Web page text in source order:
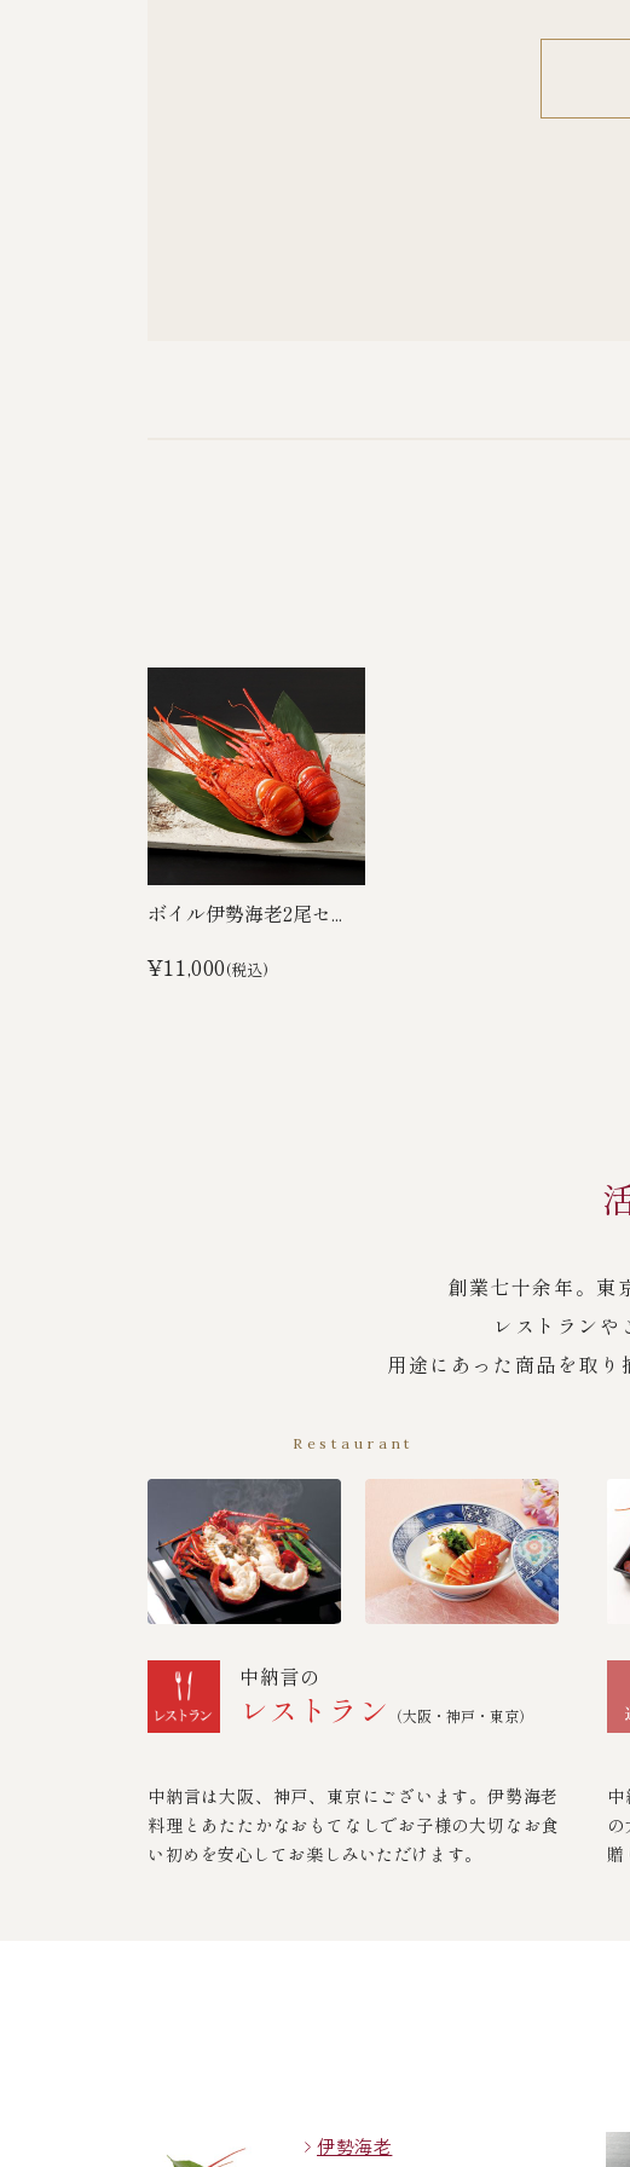
ボイル伊勢海老2尾セ...
¥11,000(税込)
創業七十余年。東
レストラン
用途にあった商品を取り
Restaurant
中納言の
レストラン （大阪・神戸・東京）
中納言は大阪、神戸、東京にございます。伊勢海老
料理とあたたかなおもてなしでお子様の大切なお食
い初めを安心してお楽しみいただけます。
贈
伊勢海老